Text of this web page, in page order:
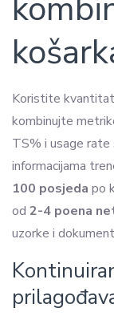
Koristite
kombinujte
TS% i usage rate
informacijama
100 posjeda po
od 2-4 poena
uzorke i